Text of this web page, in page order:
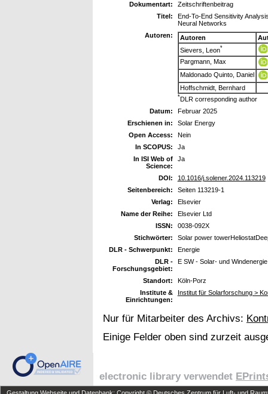
Dokumentart:
Zeitschriftenbeitrag
Titel:
End-To-End Sensitivity
Neural Networks
Autoren:
Autoren
Sievers, Leon*
Pargmann, Max
Maldonado Quinto, Daniel
Hoffschmidt, Bernhard
*DLR corresponding author
Datum:
Februar 2025
Erschienen in:
Solar Energy
Open Access:
Nein
In SCOPUS:
Ja
In ISI Web of
Science:
Ja
DOI:
10.1016/j.solener.2024.113219
Seitenbereich:
Seiten 113219-1
Verlag:
Elsevier
Name der Reihe:
Elsevier Ltd
ISSN:
0038-092X
Stichwörter:
Solar power
DLR - Schwerpunkt:
Energie
DLR -
Forschungsgebiet:
E SW - Solar- und Windenergie
Standort:
Köln-Porz
Institute &
Einrichtungen:
Institut für Solarforschung >
Nur für Mitarbeiter des Archivs:
Einige Felder oben sind zurzeit
electronic library verwendet